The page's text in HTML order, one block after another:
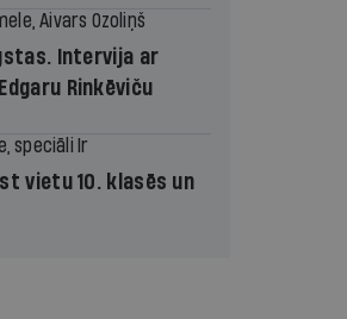
Aivars Ozoliņš
Intervija ar
Rinkēviču
speciāli Ir
vietu 10. klasēs un